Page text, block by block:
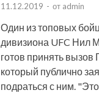
11.12.2019 - от admin
Один из топовых
дивизиона UFC Нил
готов принять вызов
который публично
подраться с ним.